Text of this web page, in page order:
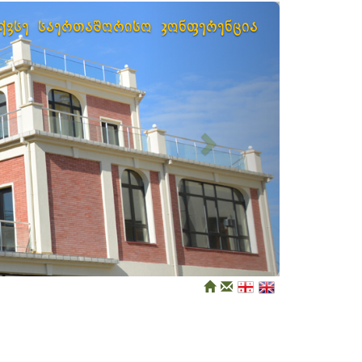
საერთაშორისო კონფერენცია